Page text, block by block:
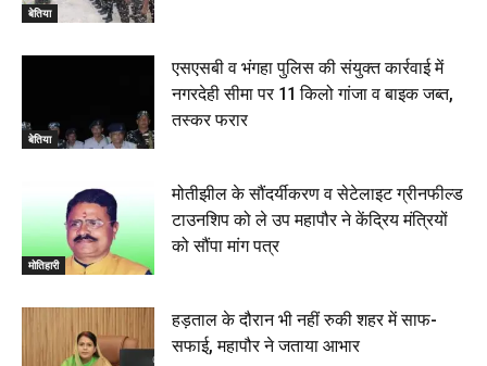
बेतिया
बेतिया
एसएसबी व भंगहा पुलिस की संयुक्त कार्रवाई में
नगरदेही सीमा पर 11 किलो गांजा व बाइक जब्त,
तस्कर फरार
मोतिहारी
मोतीझील के सौंदर्यीकरण व सेटेलाइट ग्रीनफील्ड
टाउनशिप को ले उप महापौर ने केंद्रिय मंत्रियों
को सौंपा मांग पत्र
हड़ताल के दौरान भी नहीं रुकी शहर में साफ-
सफाई, महापौर ने जताया आभार